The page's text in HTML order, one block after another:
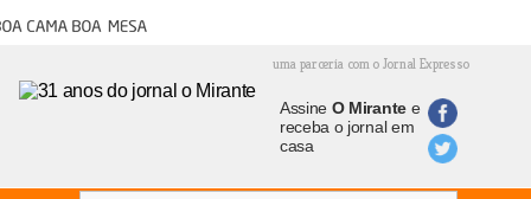
cama boa mesa
uma parceria com o Jornal Expresso
Assine O Mirantee
receba o jornal em
casa